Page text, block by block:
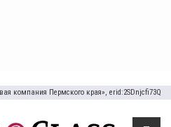
компания Пермского края», erid:2SDnjcfi73Q